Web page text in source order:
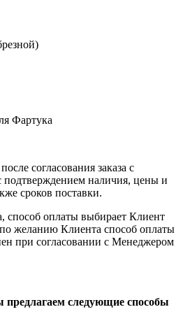
Фартука
согласования заказа с
наличия, цены и
сроков поставки.
способ оплаты выбирает Клиент
желанию Клиента способ оплаты
при согласовании с Менеджером
предлагаем следующие способы